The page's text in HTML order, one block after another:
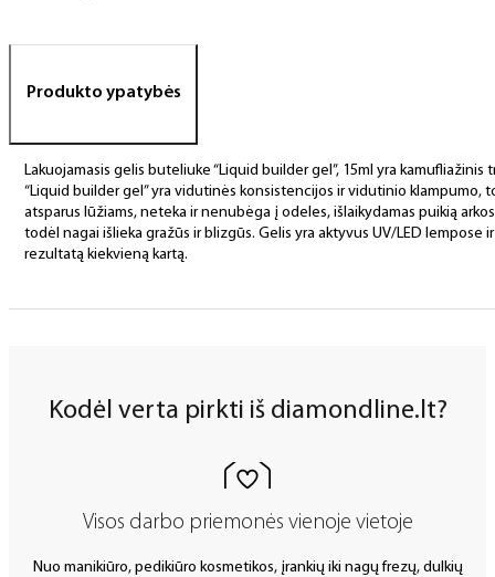
Produkto ypatybės
Lakuojamasis gelis buteliuke “Liquid builder gel”, 15ml yra
“Liquid builder gel” yra vidutinės konsistencijos ir vidutinio klampumo,
atsparus lūžiams, neteka ir nenubėga į odeles, išlaikydamas puikią
todėl nagai išlieka gražūs ir blizgūs. Gelis yra aktyvus UV/LED
rezultatą kiekvieną kartą.
Kodėl verta pirkti iš diamondline.lt?
Visos darbo priemonės vienoje vietoje
Nuo manikiūro, pedikiūro kosmetikos, įrankių iki nagų frezų, dulkių